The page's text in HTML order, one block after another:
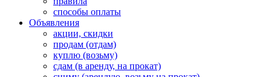
способы оплаты
Объявления
акции, скидки
продам (отдам)
куплю (возьму)
сдам (в аренду, на прокат)